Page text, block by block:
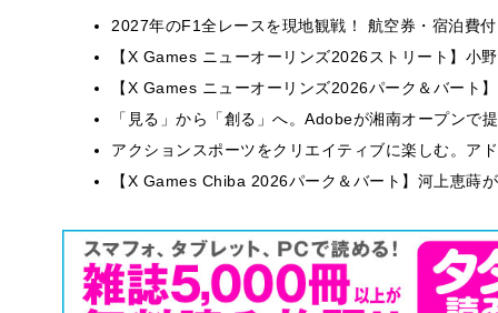
2027年のF1全レースを現地観戦！ 航空券・宿泊費
【X Games ニューオーリンズ2026ストリート】小
【X Games ニューオーリンズ2026パーク＆バート
「見る」から「創る」へ。Adobeが湘南オープンで
アクションスポーツをクリエイティブに楽しむ。ア
【X Games Chiba 2026パーク＆バート】河上恵蒔